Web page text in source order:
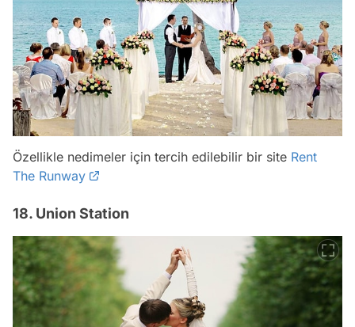
Özellikle nedimeler için tercih edilebilir bir site Rent
The Runway
18. Union Station